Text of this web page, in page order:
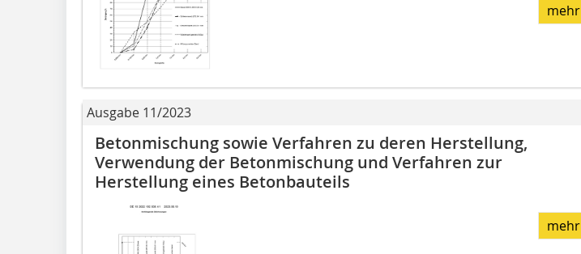
mehr
Ausgabe 11/2023
Betonmischung sowie Verfahren zu deren Herstellung,
Verwendung der Betonmischung und Verfahren zur
Herstellung eines Betonbauteils
mehr